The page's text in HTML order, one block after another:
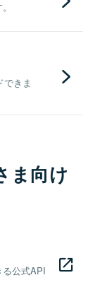
きま
ま向け
公式API